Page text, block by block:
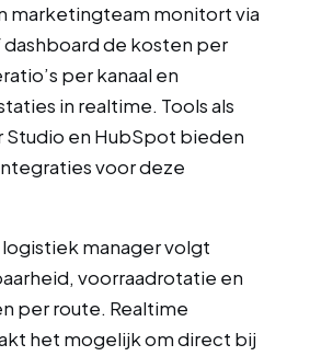
marketingteam monitort via
de kosten per
per kanaal en
in realtime. Tools als
en HubSpot bieden
voor deze
logistiek manager volgt
voorraadrotatie en
per route. Realtime
het mogelijk om direct bij